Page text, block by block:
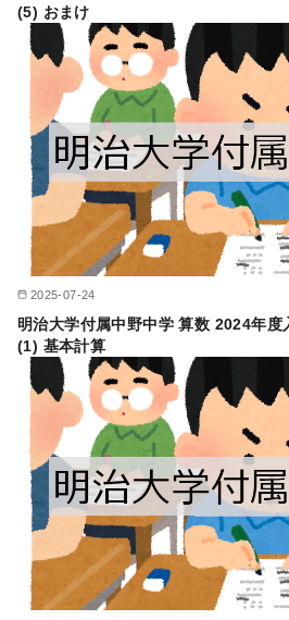
(5) おまけ
2025-07-24
明治大学付属中野中学 算数 2024年
(1) 基本計算